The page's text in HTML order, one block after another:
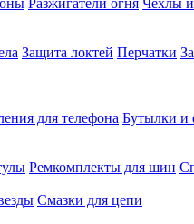
Разжигатели огня Чехлы и
Защита локтей Перчатки
для телефона Бутылки и
Ремкомплекты для шин
Смазки для цепи